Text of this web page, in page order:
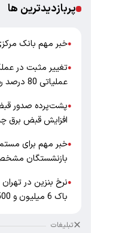
پربازدیدترین ها
●خبر مهم بانک
●تغییر مثبت در
عملیاتی 80 درصد رشد کرد
●پشت‌پرده صدور
افزایش قبض برق
●خبر مهم برای
بازنشستگان
●
باک 6 میلیون و 500 هزار تومان!
تبلیغات